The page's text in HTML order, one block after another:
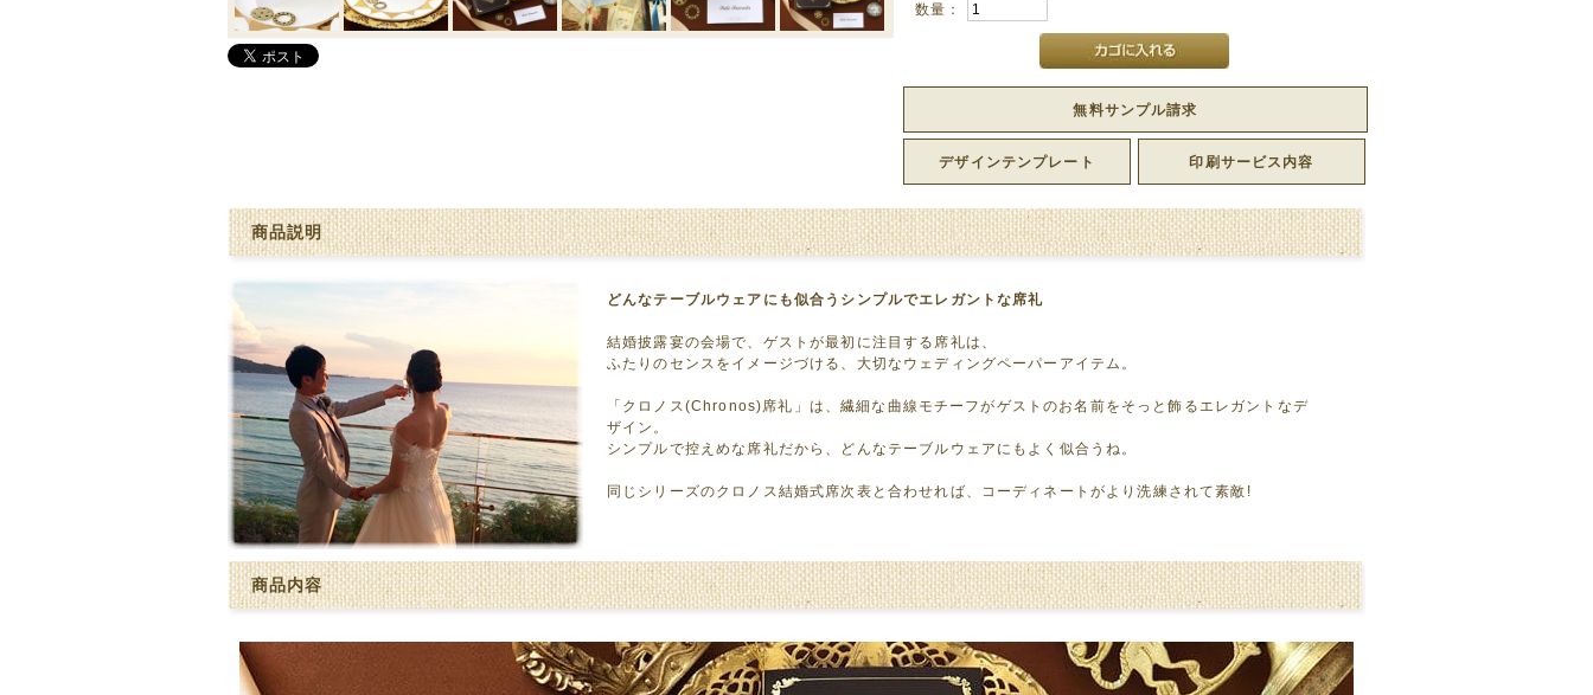
数量：
無料サンプル請求
印刷サービス内容
デザインテンプレート
商品説明
どんなテーブルウェアにも似合うシンプルでエレガントな席礼
結婚披露宴の会場で、ゲストが最初に注目する席礼は、
ふたりのセンスをイメージづける、大切なウェディングペーパーアイテム。
「クロノス(Chronos)席礼」は、繊細な曲線モチーフがゲストのお名前をそっと飾るエレガントなデ
ザイン。
シンプルで控えめな席礼だから、どんなテーブルウェアにもよく似合うね。
同じシリーズのクロノス結婚式席次表と合わせれば、コーディネートがより洗練されて素敵!
商品内容